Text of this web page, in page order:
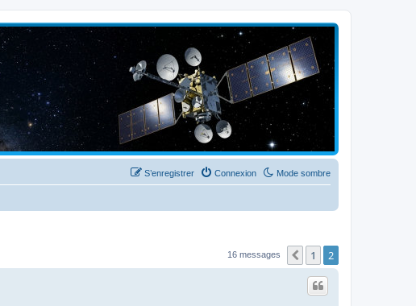
Mode sombre
Connexion
S’enregistrer
16 messages Précédente
1 2